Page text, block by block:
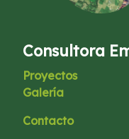
Consultora
Proyectos
Galería
Contacto